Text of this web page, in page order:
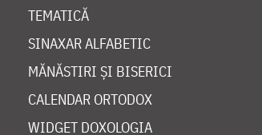
TEMATICĂ
SINAXAR ALFABETIC
MĂNĂSTIRI ȘI BISERICI
CALENDAR ORTODOX
WIDGET DOXOLOGIA